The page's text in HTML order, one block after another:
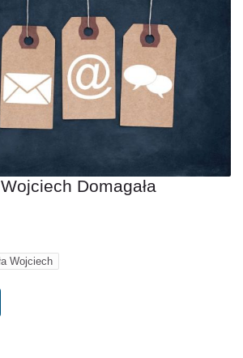
Domagała
Wojciech